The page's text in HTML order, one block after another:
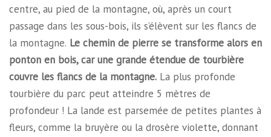
centre, au pied de la montagne, où, après un court
passage dans les sous-bois, ils s’élèvent sur les flancs de
la montagne. Le chemin de pierre se transforme alors en
ponton en bois, car une grande étendue de tourbière
couvre les flancs de la montagne. La plus profonde
tourbière du parc peut atteindre 5 mètres de
profondeur ! La lande est parsemée de petites plantes à
fleurs, comme la bruyère ou la drosère violette, donnant